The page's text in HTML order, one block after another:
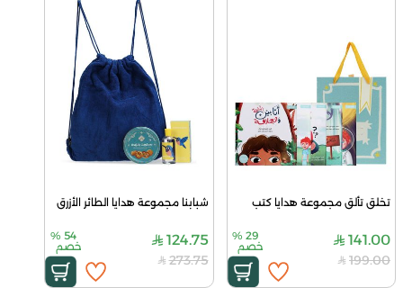
تخلق تألق مجموعة هدايا كتب
141.00
29
%
خصم
199.00
شبابنا مجموعة هدايا الطائر الأزرق
124.75
54
%
خصم
273.75